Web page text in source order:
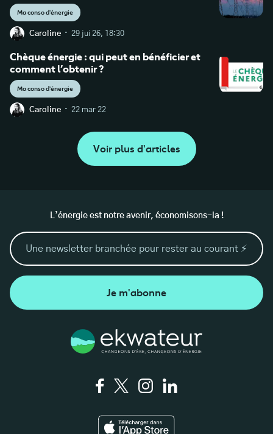
Ma conso d'énergie
Caroline · 29 jui 26, 18:30
Chèque énergie : qui peut en bénéficier et
comment l’obtenir ?
Ma conso d'énergie
Caroline · 22 mar 22
Voir plus d'articles
L’énergie est notre avenir, économisons-la !
Je m'abonne